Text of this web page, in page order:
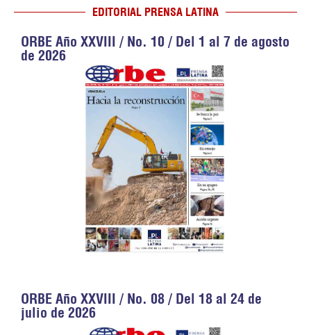
EDITORIAL PRENSA LATINA
ORBE Año XXVIII / No. 10 / Del 1 al 7 de agosto
de 2026
ORBE Año XXVIII / No. 08 / Del 18 al 24 de
julio de 2026